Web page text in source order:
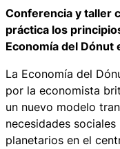
Conferencia y taller
práctica los
Economía del Dónut
La Economía del
por la economista
un nuevo modelo
necesidades
planetarios en el